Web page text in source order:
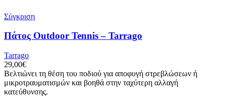
Σύγκριση
Πάτος Outdoor Tennis – Tarrago
Tarrago
29,00€
Βελτιώνει τη θέση του ποδιού για αποφυγή στρεβλώσεων ή
μικροτραυματισμών και βοηθά στην ταχύτερη αλλαγή
κατεύθυνσης.